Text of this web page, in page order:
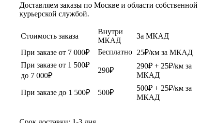
Доставляем заказы по Москве и области собственной
курьерской службой.
Стоимость заказа
Внутри
МКАД
За МКАД
При заказе от 7 000₽
Бесплатно 25₽/км за МКАД
При заказе от 1 500₽
до 7 000₽
290₽
290₽ + 25₽/км за
МКАД
При заказе до 1 500₽ 500₽
500₽ + 25₽/км за
МКАД